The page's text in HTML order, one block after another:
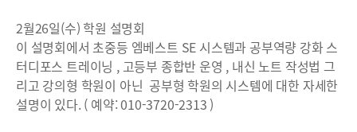
2월26일(수) 학원 설명회
이 설명회에서 초중등 엠베스트 SE 시스템과 공부역량 강화 스
터디포스 트레이닝 , 고등부 종합반 운영 , 내신 노트 작성법 그
리고 강의형 학원이 아닌 공부형 학원의 시스템에 대한 자세한
설명이 있다. ( 예약: 010-3720-2313 )